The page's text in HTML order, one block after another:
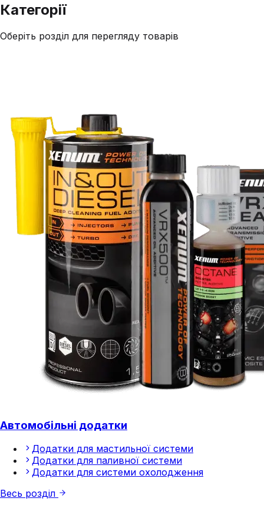
Категорії
Оберіть розділ для перегляду товарів
Автомобільні додатки
Додатки для мастильної системи
Додатки для паливної системи
Додатки для системи охолодження
Весь розділ